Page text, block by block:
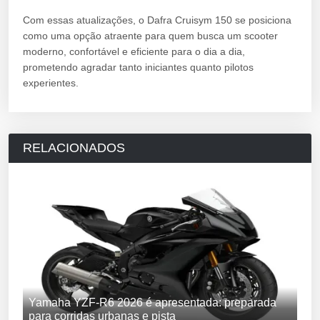
Com essas atualizações, o Dafra Cruisym 150 se posiciona
como uma opção atraente para quem busca um scooter
moderno, confortável e eficiente para o dia a dia,
prometendo agradar tanto iniciantes quanto pilotos
experientes.
RELACIONADOS
Yamaha YZF-R6 2026 é apresentada: preparada
para corridas urbanas e pista